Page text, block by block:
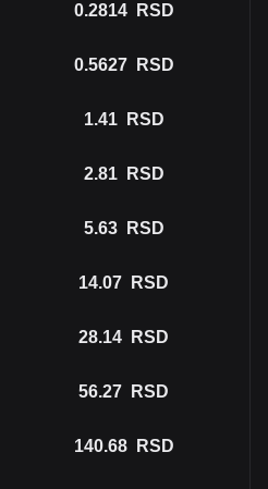
0.2814 RSD
0.5627 RSD
1.41 RSD
2.81 RSD
5.63 RSD
14.07 RSD
28.14 RSD
56.27 RSD
140.68 RSD